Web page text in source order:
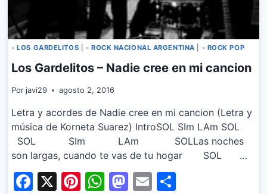
- LOS GARDELITOS - ROCK NACIONAL ARGENTINA - ROCK POP
Los Gardelitos – Nadie cree en mi cancion
Por javi29 agosto 2, 2016
Letra y acordes de Nadie cree en mi cancion (Letra y
música de Korneta Suarez) IntroSOL SIm LAm SOL
SOL SIm LAm SOLLas noches
son largas, cuando te vas de tu hogar SOL …
Facebook
X Pinterest
WhatsApp
Mastodon
Email